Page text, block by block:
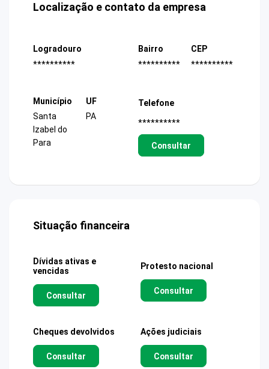
Localização e contato da empresa
Logradouro
**********
Bairro
**********
CEP
**********
Município
Santa
Izabel do
Para
UF
PA
Telefone
**********
Consultar
Situação financeira
Dívidas ativas e
vencidas
Consultar
Protesto nacional
Consultar
Cheques devolvidos
Consultar
Ações judiciais
Consultar